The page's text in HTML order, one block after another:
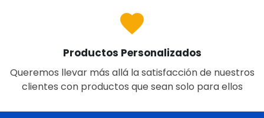
favorite
Productos Personalizados
Queremos llevar más allá la satisfacción de nuestros
clientes con productos que sean solo para ellos